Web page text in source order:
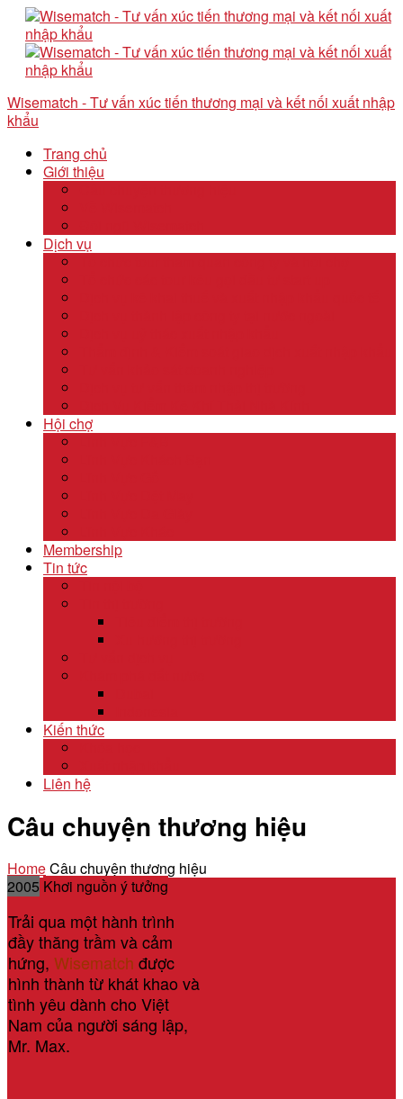
Wisematch - Tư vấn xúc tiến thương mại và kết nối xuất nhập
khẩu
Trang chủ
Giới thiệu
Dịch vụ
Hội chợ
Membership
Tin tức
Kiến thức
Liên hệ
Câu chuyện thương hiệu
HomeCâu chuyện thương hiệu
2005 Khơi nguồn ý tưởng
Trải qua một hành trình
đầy thăng trầm và cảm
hứng, Wisematch được
hình thành từ khát khao và
tình yêu dành cho Việt
Nam của người sáng lập,
Mr. Max.